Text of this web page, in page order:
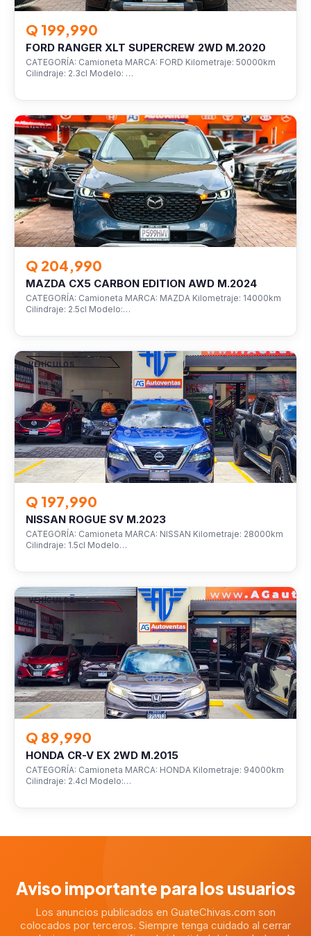
Q 199,990
FORD RANGER XLT SUPERCREW 2WD M.2020
CATEGORÍA: Camioneta MARCA: FORD Kilometraje: 50000km
Cilindraje: 2.3cl Modelo: …
VEHÍCULOS
Q 204,990
MAZDA CX5 CARBON EDITION AWD M.2024
CATEGORÍA: Camioneta MARCA: MAZDA Kilometraje: 14000km
Cilindraje: 2.5cl Modelo:…
VEHÍCULOS
Q 197,990
NISSAN ROGUE SV M.2023
CATEGORÍA: Camioneta MARCA: NISSAN Kilometraje: 28000km
Cilindraje: 1.5cl Modelo…
VEHÍCULOS
Q 89,990
HONDA CR-V EX 2WD M.2015
CATEGORÍA: Camioneta MARCA: HONDA Kilometraje: 94000km
Cilindraje: 2.4cl Modelo:…
Aviso importante para los usuarios
Los anuncios publicados en GuateChivas.com son
colocados por terceros. Siempre tenga cuidado al cerrar